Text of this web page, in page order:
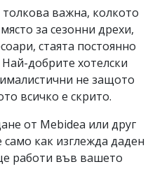
важна, колкото
за сезонни дрехи,
стаята постоянно
добрите хотелски
не защото
всичко е скрито.
от Mebidea или друг
как изглежда даден
работи във вашето